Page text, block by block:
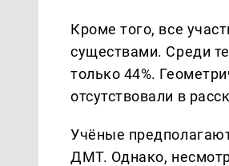
Кроме того, все
существами. Среди
только 44%.
отсутствовали в
Учёные
ДМТ. Однако,